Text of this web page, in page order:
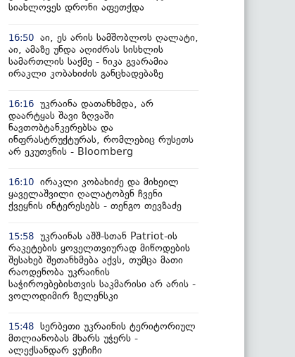
სიახლოვეს დრონი აფეთქდა
16:50 აი, ეს არის სამშობლოს ღალატი,
აი, ამაზე უნდა აღიძრას სისხლის
სამართლის საქმე - ნიკა გვარამია
ირაკლი კობახიძის განცხადებაზე
16:16 უკრაინა დათანხმდა, არ
დაარტყას შავი ზღვაში
ნავთობტანკერებსა და
ინფრასტრუქტურას, რომლებიც რუსეთს
არ ეკუთვნის - Bloomberg
16:10 ირაკლი კობახიძე და მიხეილ
ყაველაშვილი ღალატობენ ჩვენი
ქვეყნის ინტერესებს - თენგო თევზაძე
15:58 უკრაინას აშშ-სთან Patriot-ის
რაკეტების ყოველთვიურად მიწოდების
შესახებ შეთანხმება აქვს, თუმცა მათი
რაოდენობა უკრაინის
საჭიროებებისთვის საკმარისი არ არის -
ვოლოდიმირ ზელენსკი
15:48 სერბეთი უკრაინის ტერიტორიულ
მთლიანობას მხარს უჭერს -
ალექსანდარ ვუჩიჩი